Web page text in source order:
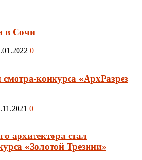
в Сочи
0
конкурса «АрхРазрез
0
архитектора стал
«Золотой Трезини»